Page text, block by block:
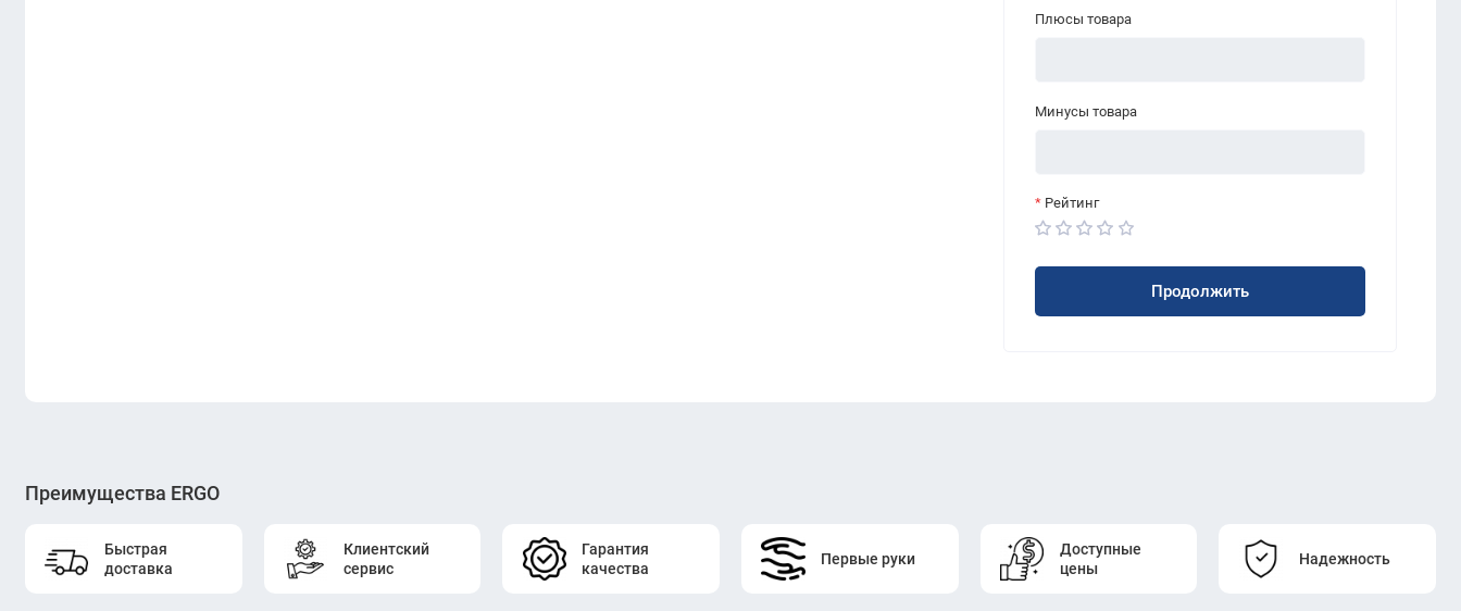
Плюсы товара
Минусы товара
Рейтинг
Продолжить
Преимущества ERGO
Быстрая
доставка
Клиентский
сервис
Гарантия
качества
Первые руки
Доступные
цены
Надежность